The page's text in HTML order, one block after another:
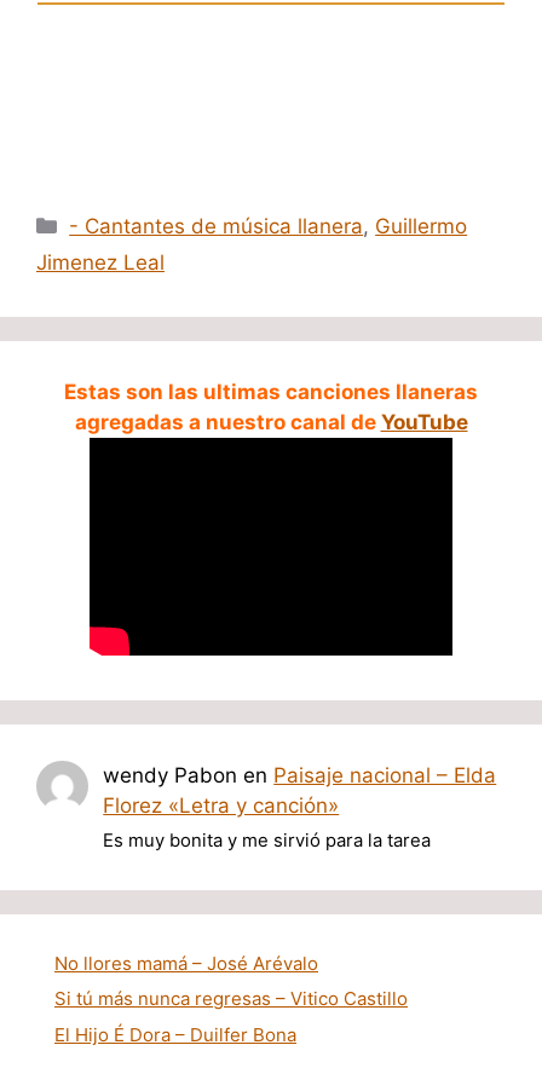
Categorías
- Cantantes de música llanera, Guillermo
Jimenez Leal
Estas son las ultimas canciones llaneras
agregadas a nuestro canal de YouTube
wendy Pabon en Paisaje nacional – Elda
Florez «Letra y canción»
Es muy bonita y me sirvió para la tarea
No llores mamá – José Arévalo
Si tú más nunca regresas – Vitico Castillo
El Hijo É Dora – Duilfer Bona